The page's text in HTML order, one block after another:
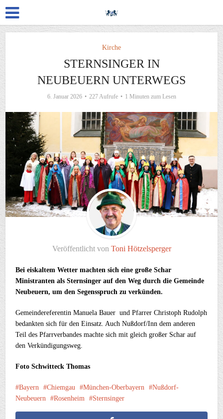
Kirche
STERNSINGER IN
NEUBEUERN UNTERWEGS
6. Januar 2026 227 Aufrufe 1 Minuten zum Lesen
Veröffentlicht von Toni Hötzelsperger
Bei eiskaltem Wetter machten sich eine große Schar
Ministranten als Sternsinger auf den Weg durch die Gemeinde
Neubeuern, um den Segensspruch zu verkünden.
Gemeindereferentin Manuela Bauer und Pfarrer Christoph Rudolph
bedankten sich für den Einsatz. Auch Nußdorf/Inn dem anderen
Teil des Pfarrverbandes machte sich mit gleich großer Schar auf
den Verkündigungsweg.
Foto Schwitteck Thomas
Bayern Chiemgau München-Oberbayern
Nußdorf-
Neubeuern
Rosenheim Sternsinger